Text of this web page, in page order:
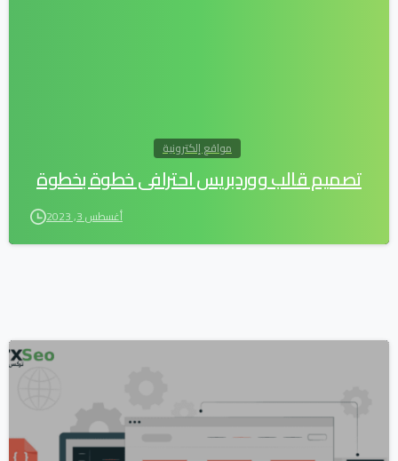
مواقع إلكترونية
تصميم قالب ووردبريس احترافي خطوة بخطوة
أغسطس 3, 2023